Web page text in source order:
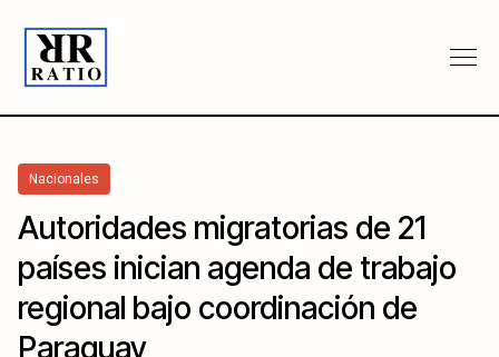
Nacionales
Autoridades migratorias de 21
países inician agenda de trabajo
regional bajo coordinación de
Paraguay